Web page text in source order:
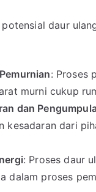
daur
: Proses
murni cukup
dan
kesadaran dari
: Proses daur
dalam proses